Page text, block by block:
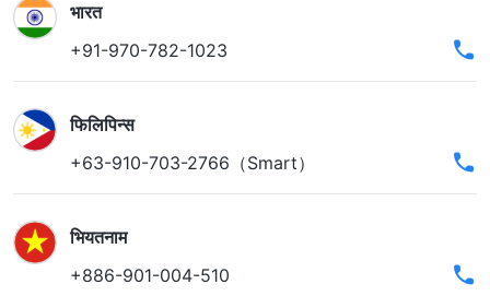
भारत
+91-970-782-1023
फिलिपिन्स
+63-910-703-2766（Smart）
भियतनाम
+886-901-004-510